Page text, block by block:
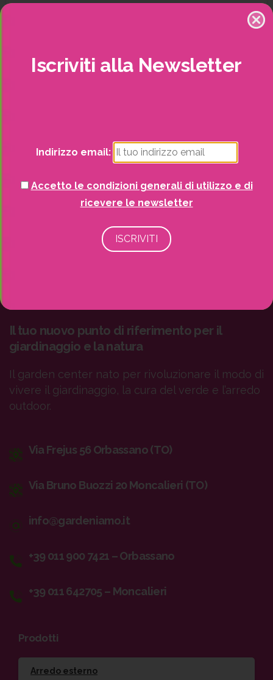
Strutture da esterno
Vasi
Il tuo nuovo punto di riferimento per il
giardinaggio e la natura
Il garden center nato per rivoluzionare il modo di
vivere il giardinaggio, la cura del verde e l’arredo
outdoor.
Via Frejus 56 Orbassano (TO)
Via Bruno Buozzi 20 Moncalieri (TO)
info@gardeniamo.it
+39 011 900 7421 – Orbassano
+39 011 642705 – Moncalieri
Prodotti
Arredo esterno
Iscriviti alla Newsletter
Indirizzo email:
Accetto le condizioni generali di utilizzo e di
ricevere le newsletter